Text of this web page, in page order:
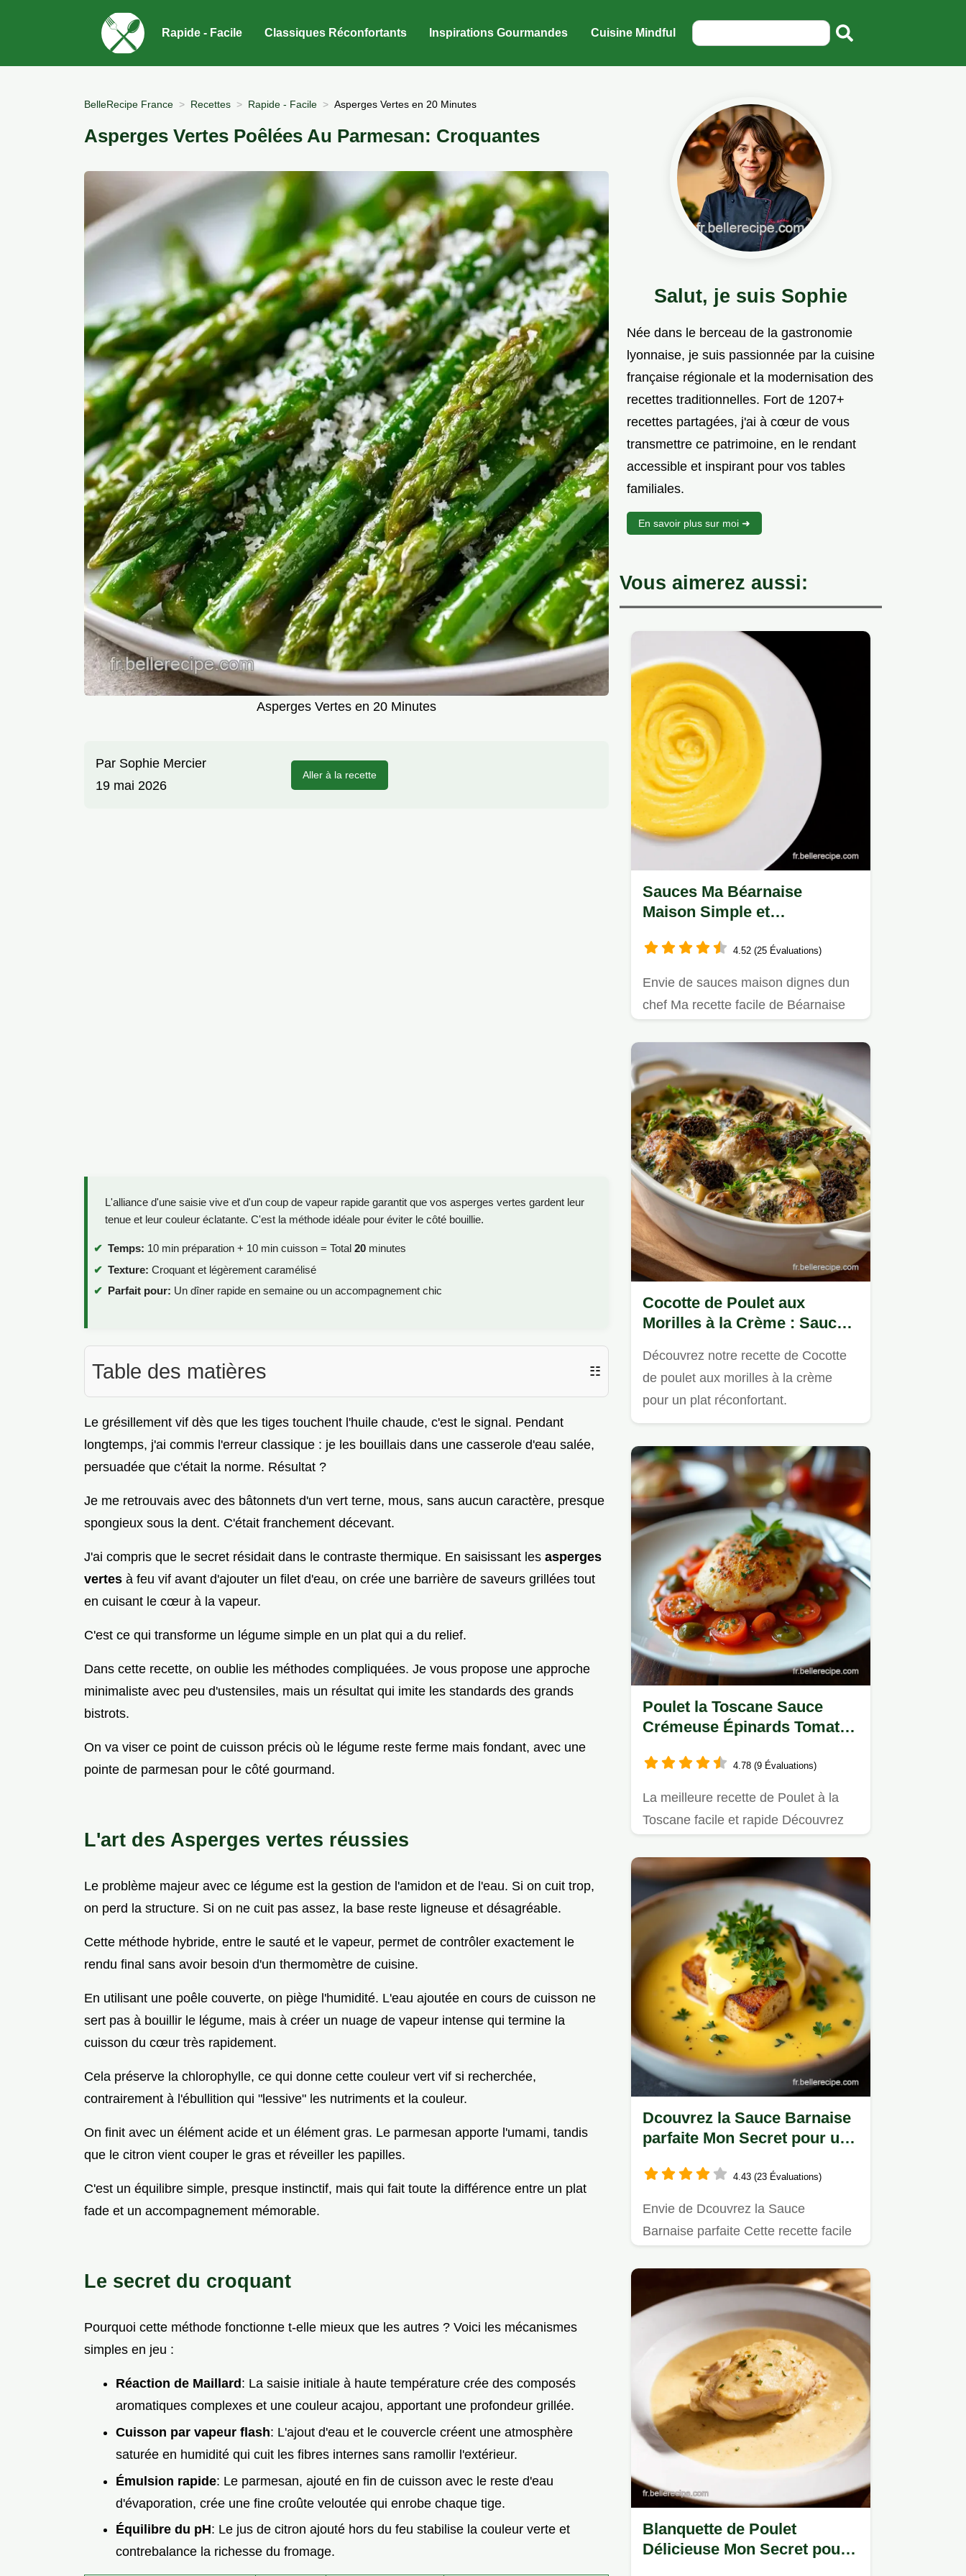
Rapide - Facile Classiques Réconfortants Inspirations Gourmandes Cuisine Mindful
BelleRecipe France Recettes Rapide - Facile Asperges Vertes en 20 Minutes
Asperges Vertes Poêlées Au Parmesan: Croquantes
Asperges Vertes en 20 Minutes
Par Sophie Mercier
19 mai 2026
Aller à la recette
L'alliance d'une saisie vive et d'un coup de vapeur rapide garantit que vos asperges vertes gardent leur
tenue et leur couleur éclatante. C'est la méthode idéale pour éviter le côté bouillie.
Temps: 10 min préparation + 10 min cuisson = Total 20 minutes
Texture: Croquant et légèrement caramélisé
Parfait pour: Un dîner rapide en semaine ou un accompagnement chic
Table des matières ☷
Le grésillement vif dès que les tiges touchent l'huile chaude, c'est le signal. Pendant
longtemps, j'ai commis l'erreur classique : je les bouillais dans une casserole d'eau salée,
persuadée que c'était la norme. Résultat ?
Je me retrouvais avec des bâtonnets d'un vert terne, mous, sans aucun caractère, presque
spongieux sous la dent. C'était franchement décevant.
J'ai compris que le secret résidait dans le contraste thermique. En saisissant les asperges
vertes à feu vif avant d'ajouter un filet d'eau, on crée une barrière de saveurs grillées tout
en cuisant le cœur à la vapeur.
C'est ce qui transforme un légume simple en un plat qui a du relief.
Dans cette recette, on oublie les méthodes compliquées. Je vous propose une approche
minimaliste avec peu d'ustensiles, mais un résultat qui imite les standards des grands
bistrots.
On va viser ce point de cuisson précis où le légume reste ferme mais fondant, avec une
pointe de parmesan pour le côté gourmand.
L'art des Asperges vertes réussies
Le problème majeur avec ce légume est la gestion de l'amidon et de l'eau. Si on cuit trop,
on perd la structure. Si on ne cuit pas assez, la base reste ligneuse et désagréable.
Cette méthode hybride, entre le sauté et le vapeur, permet de contrôler exactement le
rendu final sans avoir besoin d'un thermomètre de cuisine.
En utilisant une poêle couverte, on piège l'humidité. L'eau ajoutée en cours de cuisson ne
sert pas à bouillir le légume, mais à créer un nuage de vapeur intense qui termine la
cuisson du cœur très rapidement.
Cela préserve la chlorophylle, ce qui donne cette couleur vert vif si recherchée,
contrairement à l'ébullition qui "lessive" les nutriments et la couleur.
On finit avec un élément acide et un élément gras. Le parmesan apporte l'umami, tandis
que le citron vient couper le gras et réveiller les papilles.
C'est un équilibre simple, presque instinctif, mais qui fait toute la différence entre un plat
fade et un accompagnement mémorable.
Le secret du croquant
Pourquoi cette méthode fonctionne t-elle mieux que les autres ? Voici les mécanismes
simples en jeu :
Réaction de Maillard : La saisie initiale à haute température crée des composés
aromatiques complexes et une couleur acajou, apportant une profondeur grillée.
Cuisson par vapeur flash: L'ajout d'eau et le couvercle créent une atmosphère
saturée en humidité qui cuit les fibres internes sans ramollir l'extérieur.
Émulsion rapide: Le parmesan, ajouté en fin de cuisson avec le reste d'eau
d'évaporation, crée une fine croûte veloutée qui enrobe chaque tige.
Équilibre du pH: Le jus de citron ajouté hors du feu stabilise la couleur verte et
contrebalance la richesse du fromage.
Salut, je suis Sophie
Née dans le berceau de la gastronomie
lyonnaise, je suis passionnée par la cuisine
française régionale et la modernisation des
recettes traditionnelles. Fort de 1207+
recettes partagées, j'ai à cœur de vous
transmettre ce patrimoine, en le rendant
accessible et inspirant pour vos tables
familiales.
En savoir plus sur moi ➜
Vous aimerez aussi:
Sauces Ma Béarnaise
Maison Simple et
4.52 (25 Évaluations)
Envie de sauces maison dignes dun
chef Ma recette facile de Béarnaise
Cocotte de Poulet aux
Morilles à la Crème : Sauce
Découvrez notre recette de Cocotte
de poulet aux morilles à la crème
pour un plat réconfortant.
Poulet la Toscane Sauce
Crémeuse Épinards Tomates
4.78 (9 Évaluations)
La meilleure recette de Poulet à la
Toscane facile et rapide Découvrez
Dcouvrez la Sauce Barnaise
parfaite Mon Secret pour une
4.43 (23 Évaluations)
Envie de Dcouvrez la Sauce
Barnaise parfaite Cette recette facile
Blanquette de Poulet
Délicieuse Mon Secret pour